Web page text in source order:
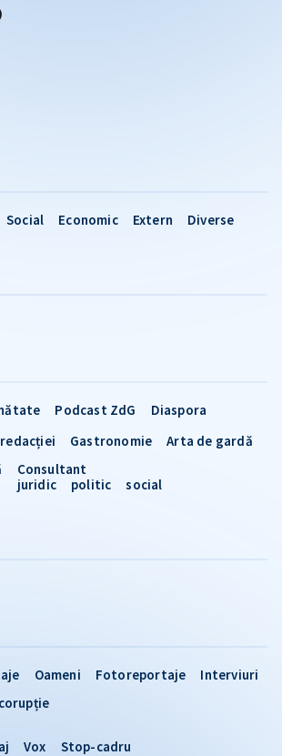
Social Economic Extern Diverse
Oameni Fotoreportaje
Interviuri
Vox Stop-cadru
Podcast ZdG
Diaspora
Gastronomie
Arta de gardă
Consultant
juridic
politic social